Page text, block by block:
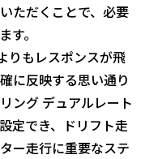
ただくことで、必要
。
りもレスポンスが飛
に反映する思い通り
ング デュアルレート
定でき、ドリフト走
ー走行に重要なステ